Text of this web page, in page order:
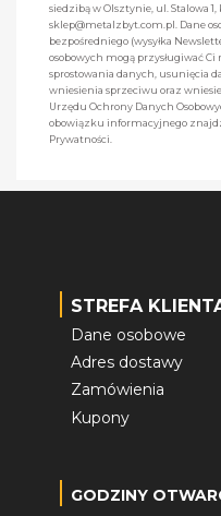
siedzibą w Olsztynie, ul. Stalowa
sklep@metalzbyt.com.pl. Dane
bezpośredniego (wysyłka
osobowych mogą przysługiwać Ci
sprostowania danych, usunięcia
wniesienia sprzeciwu oraz
Urzędu Ochrony Danych
obowiązku informacyjnego
Prywatności.
STREFA
Dane osobowe
Adres dostawy
Zamówienia
Kupony
GODZINY